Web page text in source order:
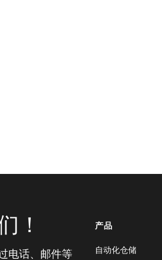
！
电话、邮件等
产品
自动化仓储